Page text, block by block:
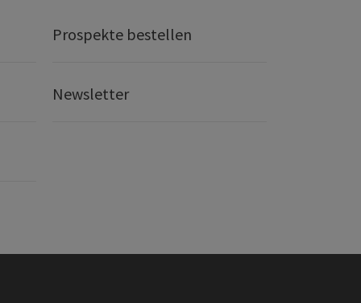
Prospekte bestellen
Newsletter